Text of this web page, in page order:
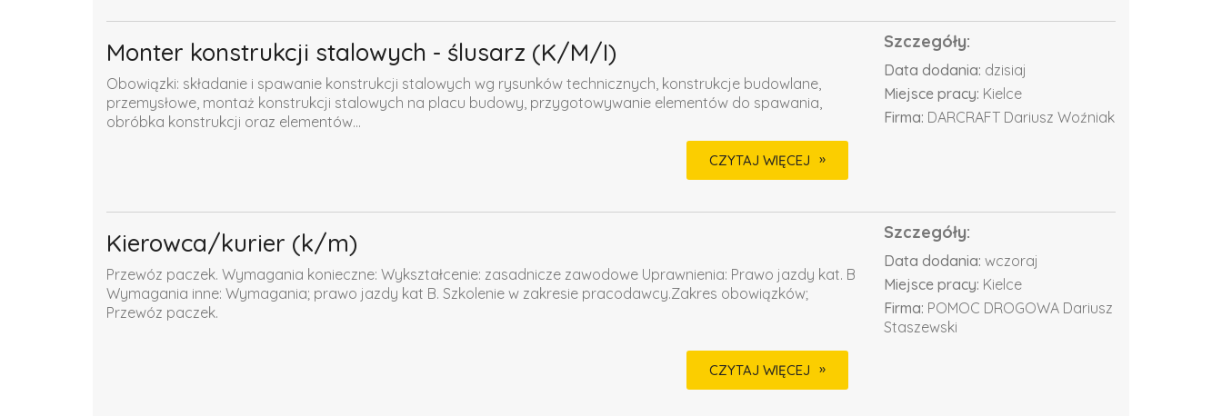
Monter konstrukcji stalowych - ślusarz (K/M/I)
Obowiązki: składanie i spawanie konstrukcji stalowych wg rysunków technicznych, konstrukcje budowlane,
przemysłowe, montaż konstrukcji stalowych na placu budowy, przygotowywanie elementów do spawania,
obróbka konstrukcji oraz elementów...
Szczegóły:
Data dodania: dzisiaj
Miejsce pracy: Kielce
Firma: DARCRAFT Dariusz Woźniak
CZYTAJ WIĘCEJ
Kierowca/kurier (k/m)
Przewóz paczek. Wymagania konieczne: Wykształcenie: zasadnicze zawodowe Uprawnienia: Prawo jazdy kat. B
Wymagania inne: Wymagania; prawo jazdy kat B. Szkolenie w zakresie pracodawcy.Zakres obowiązków;
Przewóz paczek.
Szczegóły:
Data dodania: wczoraj
Miejsce pracy: Kielce
Firma: POMOC DROGOWA Dariusz
Staszewski
CZYTAJ WIĘCEJ